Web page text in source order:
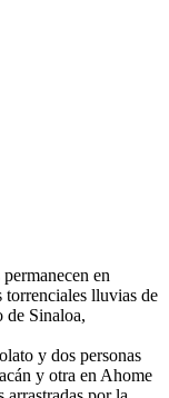
en
torrenciales lluvias de
de Sinaloa,
y dos personas
y otra en Ahome